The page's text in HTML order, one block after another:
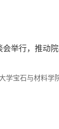
举行，推动
学宝石与材料学